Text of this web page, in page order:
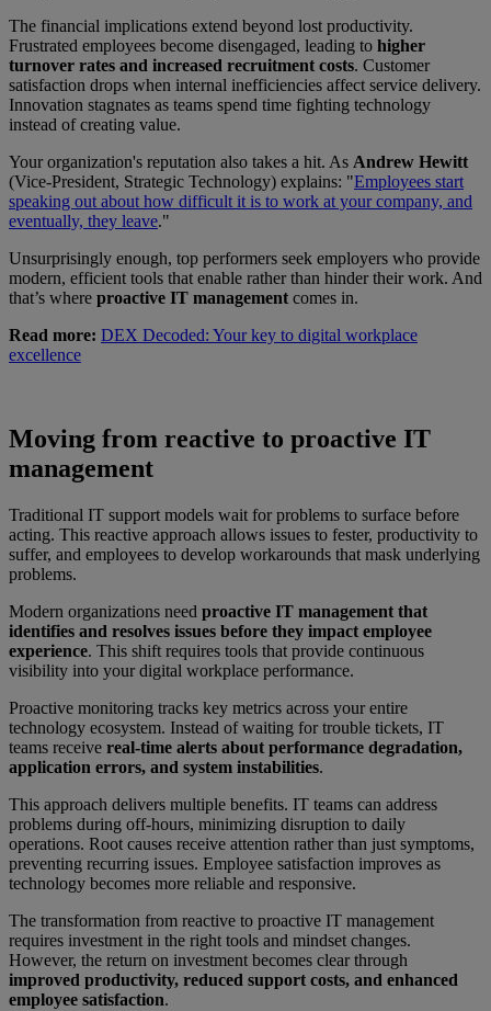
The financial implications extend beyond lost productivity.
Frustrated employees become disengaged, leading to higher
turnover rates and increased recruitment costs. Customer
satisfaction drops when internal inefficiencies affect service delivery.
Innovation stagnates as teams spend time fighting technology
instead of creating value.
Your organization's reputation also takes a hit. As Andrew Hewitt
(Vice-President, Strategic Technology) explains: "Employees start
speaking out about how difficult it is to work at your company, and
eventually, they leave."
Unsurprisingly enough, top performers seek employers who provide
modern, efficient tools that enable rather than hinder their work. And
that’s where proactive IT management comes in.
Read more: DEX Decoded: Your key to digital workplace
excellence
Moving from reactive to proactive IT
management
Traditional IT support models wait for problems to surface before
acting. This reactive approach allows issues to fester, productivity to
suffer, and employees to develop workarounds that mask underlying
problems.
Modern organizations need proactive IT management that
identifies and resolves issues before they impact employee
experience. This shift requires tools that provide continuous
visibility into your digital workplace performance.
Proactive monitoring tracks key metrics across your entire
technology ecosystem. Instead of waiting for trouble tickets, IT
teams receive real-time alerts about performance degradation,
application errors, and system instabilities.
This approach delivers multiple benefits. IT teams can address
problems during off-hours, minimizing disruption to daily
operations. Root causes receive attention rather than just symptoms,
preventing recurring issues. Employee satisfaction improves as
technology becomes more reliable and responsive.
The transformation from reactive to proactive IT management
requires investment in the right tools and mindset changes.
However, the return on investment becomes clear through
improved productivity, reduced support costs, and enhanced
employee satisfaction.